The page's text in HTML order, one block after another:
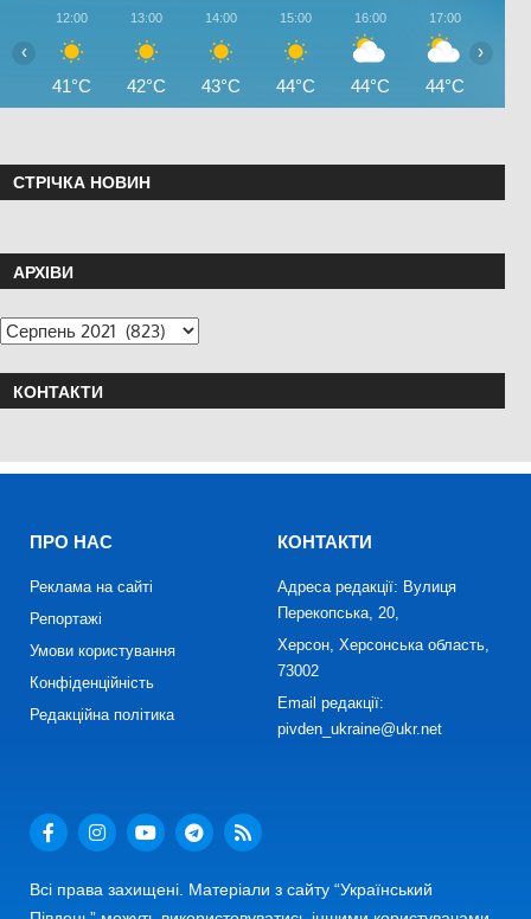
12:00
41°C
13:00
42°C
14:00
43°C
15:00
44°C
16:00
44°C
17:00
44°C
‹ ›
СТРІЧКА НОВИН
АРХІВИ
КОНТАКТИ
ПРО НАС
Реклама на сайті
Репортажі
Умови користування
Конфіденційність
Редакційна політика
КОНТАКТИ
Адреса редакції: Вулиця
Перекопська, 20,
Херсон, Херсонська область,
73002
Email редакції:
pivden_ukraine@ukr.net
Всі права захищені. Матеріали з сайту “Український